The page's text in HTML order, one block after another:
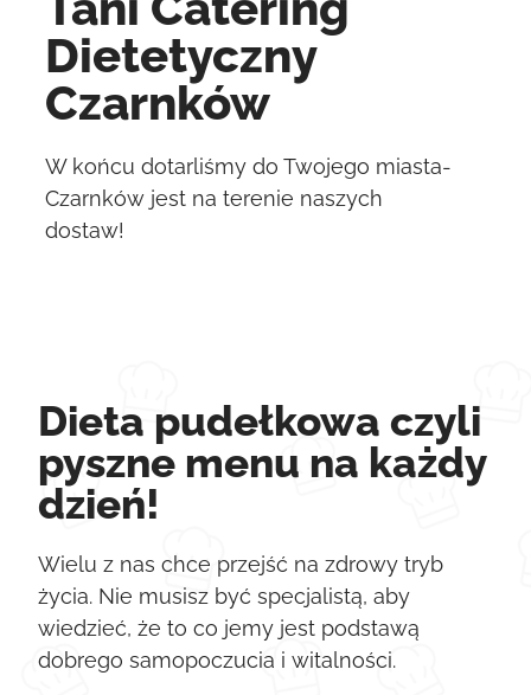
Dietetyczny
Czarnków
W końcu dotarliśmy do Twojego miasta-
Czarnków jest na terenie naszych
dostaw!
Dieta pudełkowa czyli
pyszne menu na każdy
dzień!
Wielu z nas chce przejść na zdrowy tryb
życia. Nie musisz być specjalistą, aby
wiedzieć, że to co jemy jest podstawą
dobrego samopoczucia i witalności.